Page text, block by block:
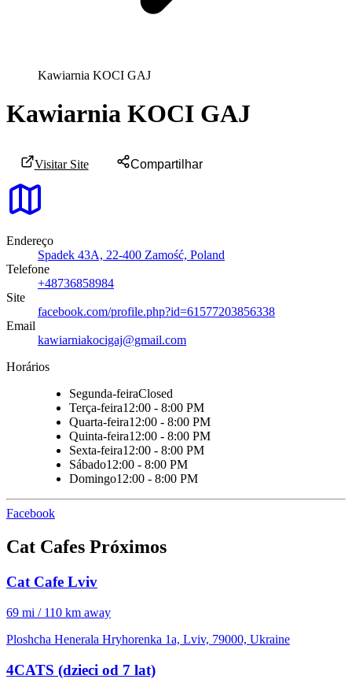
Kawiarnia KOCI GAJ
Kawiarnia KOCI GAJ
Visitar Site Compartilhar
Endereço
Spadek 43A, 22-400 Zamość, Poland
Telefone
+48736858984
Site
facebook.com/profile.php?id=61577203856338
Email
kawiarniakocigaj@gmail.com
Horários
Segunda-feiraClosed
Terça-feira12:00 - 8:00 PM
Quarta-feira12:00 - 8:00 PM
Quinta-feira12:00 - 8:00 PM
Sexta-feira12:00 - 8:00 PM
Sábado12:00 - 8:00 PM
Domingo12:00 - 8:00 PM
Facebook
Cat Cafes Próximos
Cat Cafe Lviv
69 mi / 110 km away
Ploshcha Henerala Hryhorenka 1a, Lviv, 79000, Ukraine
4CATS (dzieci od 7 lat)